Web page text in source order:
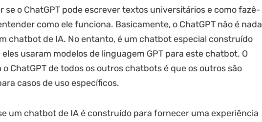
se o ChatGPT pode escrever textos universitários e como fazê-
como ele funciona. Basicamente, o ChatGPT não é nada
chatbot de IA. No entanto, é um chatbot especial construído
eles usaram modelos de linguagem GPT para este chatbot. O
ChatGPT de todos os outros chatbots é que os outros são
casos de uso específicos.
um chatbot de IA é construído para fornecer uma experiência